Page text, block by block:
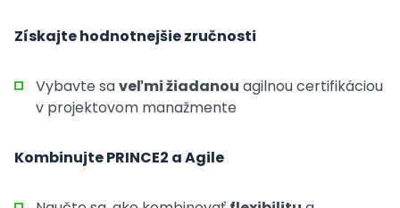
Získajte hodnotnejšie zručnosti
Vybavte saveľmi žiadanou agilnou certifikáciou
v projektovom manažmente
Kombinujte PRINCE2 a Agile